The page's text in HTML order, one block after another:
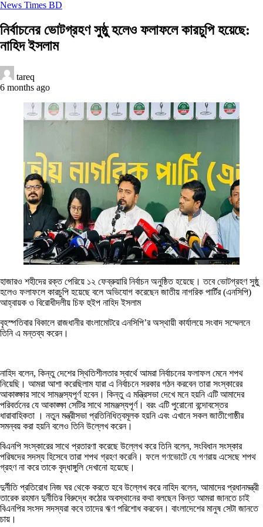
News Times BD
নির্বাচনের ভোটগ্রহণ সুষ্ঠু হলেও ফলাফলে কারচুপি হয়েছে:
নাহিদ ইসলাম
tareq
6 months ago
হাজারও শহীদের রক্ত পেরিয়ে ১২ ফেব্রুয়ারি নির্বাচন অনুষ্ঠিত হয়েছে। তবে ভোটগ্রহণ সুষ্ঠু
হলেও ফলাফলে কারচুপি হয়েছে বলে অভিযোগ করেছেন জাতীয় নাগরিক পার্টির (এনসিপি)
আহ্বায়ক ও বিরোধীদলীয় চিফ হুইপ নাহিদ ইসলাম
বৃহস্পতিবার বিকালে রাজধানীর বাংলামোটরে এনসিপি’র অস্থায়ী কার্যালয়ে সংবাদ সম্মেলনে
তিনি এ মন্তব্য করেন।
নাহিদ বলেন, কিন্তু দেশের স্থিতিশীলতার স্বার্থে আমরা নির্বাচনের ফলাফল মেনে শপথ
নিয়েছি। আমরা আশা করেছিলাম যারা এ নির্বাচনে সরকার গঠন করবেন তারা সংস্কারের
আকাঙ্ক্ষার সাথে সামঞ্জস্যপূর্ণ হবেন। কিন্তু এ মন্ত্রিসভা দেখে মনে হয়নি এটি আমাদের
পরিবর্তনের যে আকাঙ্ক্ষা সেটির সাথে সামঞ্জস্যপূর্ণ। বরং এটি পুরোনো বন্দোবস্তের
ধারাবাহিকতা । নতুন মন্ত্রীসভা প্রতিনিধিত্বমূলক হয়নি এবং এখানে সকল জাতীগোষ্ঠীর
সমন্বয় করা হয়নি বলেও তিনি উল্লেখ করেন।
বিএনপি সংস্কারের সাথে প্রতারণা করেছে উল্লেখ করে তিনি বলেন, সংবিধান সংস্কার
পরিষদের সদস্য হিসেবে তারা শপথ গ্রহণ করেনি। ফলে গণভোটে যে গণরায় এসেছে শপথ
গ্রহণ না করে তাকে বৃদ্ধাঙ্গুলি দেখানো হয়েছে।
দুর্নীতি প্রতিরোধ নিজ ঘর থেকে করতে হবে উল্লেখ করে নাহিদ বলেন, আমাদের প্রধানমন্ত্রী
তারেক রহমান দুর্নীতির বিরুদ্ধে কঠোর অবস্থানের কথা বলছেন কিন্ত আমরা জানতে চাই
বিএনপির সংসদ সদস্যরা কবে তাদের ঋণ পরিশোধ করবেন। বাংলাদেশের মানুষ সেটা জানতে
চায়।